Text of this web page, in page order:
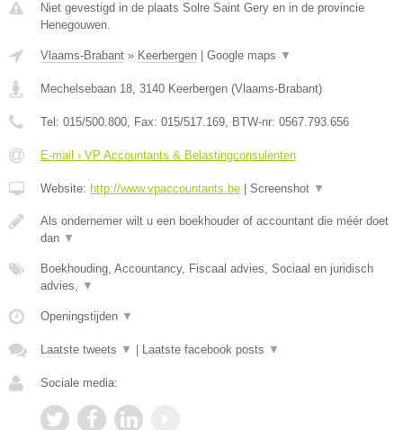
Niet gevestigd in de plaats Solre Saint Gery en in de provincie
Henegouwen.
Vlaams-Brabant » Keerbergen Google maps ▼
Mechelsebaan 18, 3140 Keerbergen (Vlaams-Brabant)
Tel: 015/500.800, Fax: 015/517.169, BTW-nr: 0567.793.656
E-mail › VP Accountants & Belastingconsulenten
Website: http://www.vpaccountants.be Screenshot ▼
Als ondernemer wilt u een boekhouder of accountant die méér doet
dan ▼
Boekhouding, Accountancy, Fiscaal advies, Sociaal en juridisch
advies, ▼
Openingstijden ▼
Laatste tweets ▼ Laatste facebook posts ▼
Sociale media: